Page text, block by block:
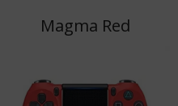
Magma Red